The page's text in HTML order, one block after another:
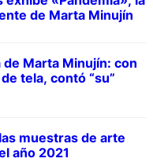
de Marta Minujín
de Marta Minujín: con
tela, contó “su”
muestras de arte
año 2021